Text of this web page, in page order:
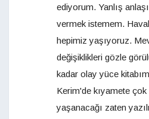
ediyorum. Yanlış
vermek istemem.
hepimiz yaşıyoruz.
değişiklikleri gözle
kadar olay yüce
Kerim'de kıyamete
yaşanacağı zaten